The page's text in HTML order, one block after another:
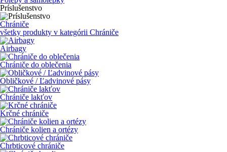
Príslušenstvo
Chrániče
všetky produkty v kategórii Chrániče
Airbagy
Chrániče do oblečenia
Obličkové / Ľadvinové pásy
Chrániče lakťov
Krčné chrániče
Chrániče kolien a ortézy
Chrbticové chrániče